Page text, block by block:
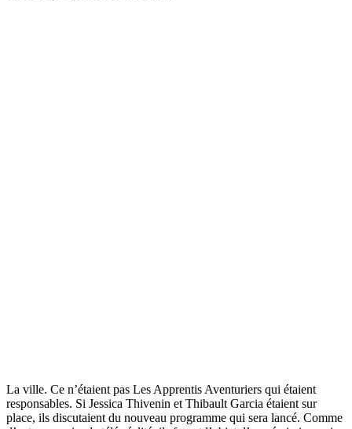
La ville. Ce n’étaient pas Les Apprentis Aventuriers qui étaient
responsables. Si Jessica Thivenin et Thibault Garcia étaient sur
place, ils discutaient du nouveau programme qui sera lancé. Comme